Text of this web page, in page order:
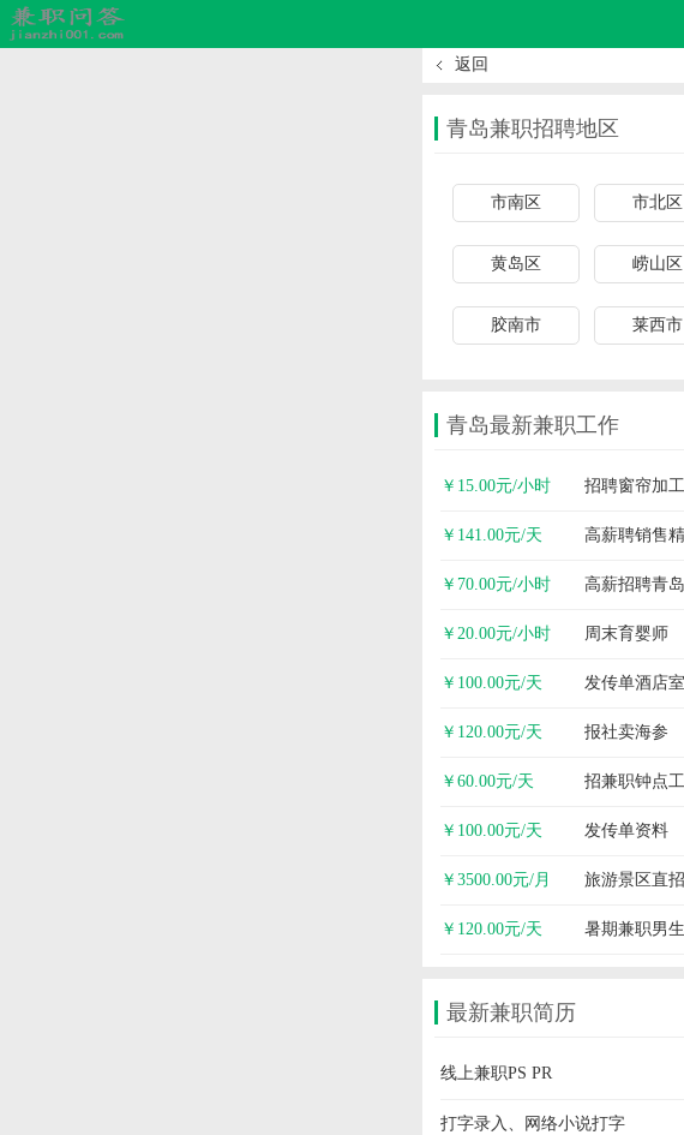
返回
青岛兼职招聘地区
市南区 市北区
黄岛区 崂山区
胶南市 莱西市
青岛最新兼职工作
￥15.00元/小时 招聘窗帘加
￥141.00元/天 高薪聘销售
￥70.00元/小时 高薪招聘青
￥20.00元/小时 周末育婴师
￥100.00元/天 发传单酒店
￥120.00元/天 报社卖海参
￥60.00元/天 招兼职钟点工
￥100.00元/天 发传单资料
￥3500.00元/月 旅游景区直
￥120.00元/天 暑期兼职男生
最新兼职简历
线上兼职PS PR
打字录入、网络小说打字